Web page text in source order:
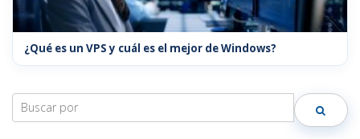
¿Qué es un VPS y cuál es el mejor de Windows?
Search
for: